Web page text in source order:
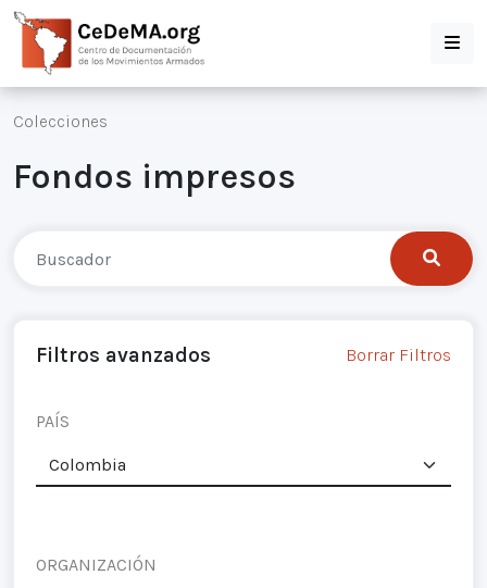
Colecciones
Fondos impresos
Filtros avanzados Borrar Filtros
PAÍS
ORGANIZACIÓN